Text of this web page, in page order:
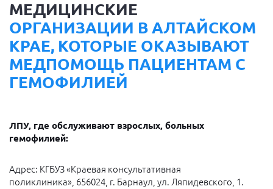
МЕДИЦИНСКИЕ
ОРГАНИЗАЦИИ В АЛТАЙСКОМ
КРАЕ, КОТОРЫЕ ОКАЗЫВАЮТ
МЕДПОМОЩЬ ПАЦИЕНТАМ С
ГЕМОФИЛИЕЙ
ЛПУ, где обслуживают взрослых, больных
гемофилией:
Адрес: КГБУЗ «Краевая консультативная
поликлиника», 656024, г. Барнаул, ул. Ляпидевского, 1.